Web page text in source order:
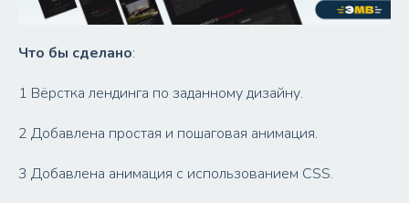
Что бы сделано:
1 Вёрстка лендинга по заданному дизайну.
2 Добавлена простая и пошаговая анимация.
3 Добавлена анимация с использованием CSS.